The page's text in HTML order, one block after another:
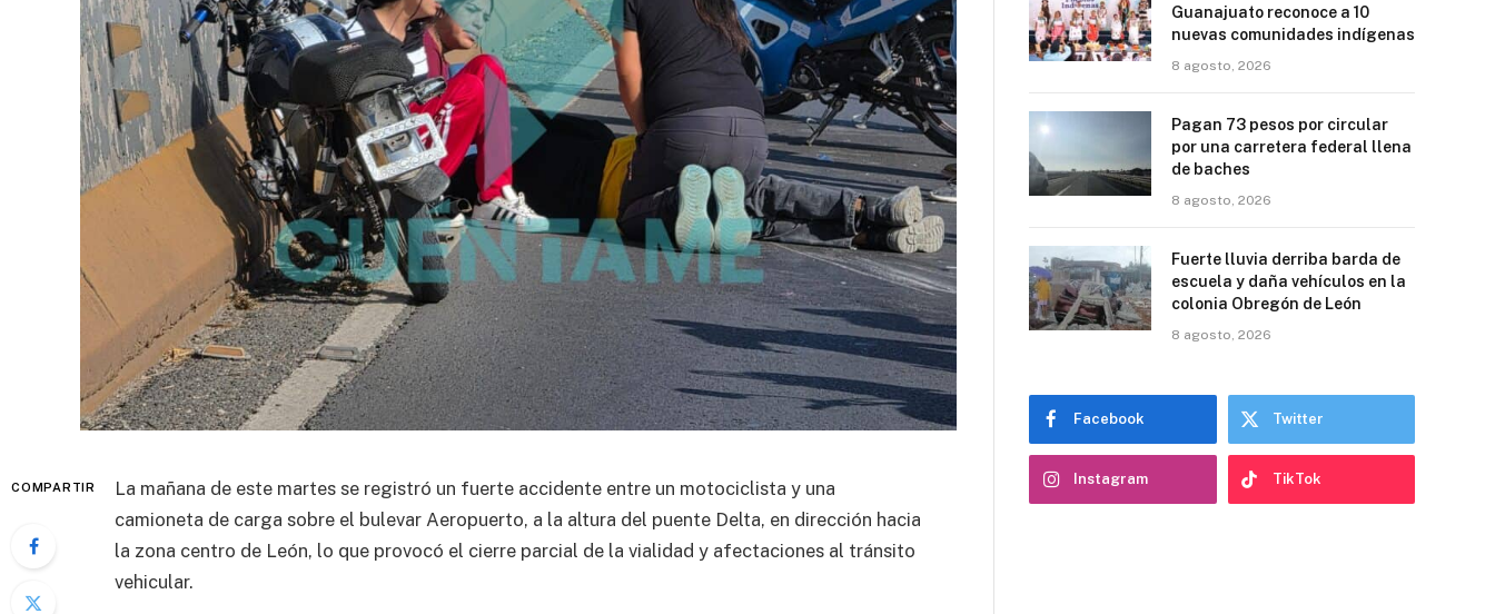
COMPARTIR
La mañana de este martes se registró un fuerte accidente entre un motociclista y una
camioneta de carga sobre el bulevar Aeropuerto, a la altura del puente Delta, en dirección hacia
la zona centro de León, lo que provocó el cierre parcial de la vialidad y afectaciones al tránsito
vehicular.
Guanajuato reconoce a 10
nuevas comunidades indígenas
8 agosto, 2026
Pagan 73 pesos por circular
por una carretera federal llena
de baches
8 agosto, 2026
Fuerte lluvia derriba barda de
escuela y daña vehículos en la
colonia Obregón de León
8 agosto, 2026
Facebook Twitter
Instagram TikTok